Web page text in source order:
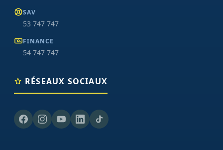
SAV
53 747 747
FINANCE
54 747 747
RÉSEAUX SOCIAUX